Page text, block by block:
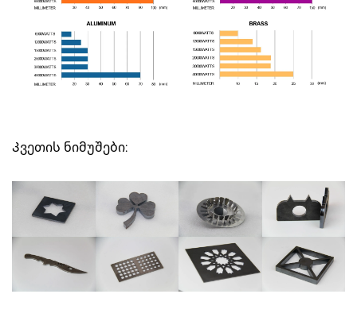
Კვეთის ნიმუშები: